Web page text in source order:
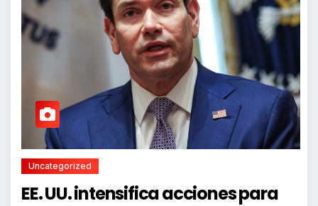
Uncategorized
EE. UU. intensifica acciones para